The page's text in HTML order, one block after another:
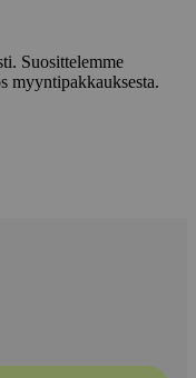
Suosittelemme
myyntipakkauksesta.